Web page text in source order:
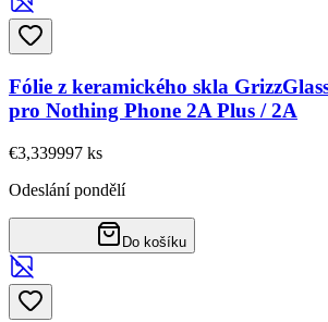
Fólie z keramického skla
pro Nothing Phone 2A Plus / 2A
€3,339997 ks
Odeslání pondělí
Do košíku